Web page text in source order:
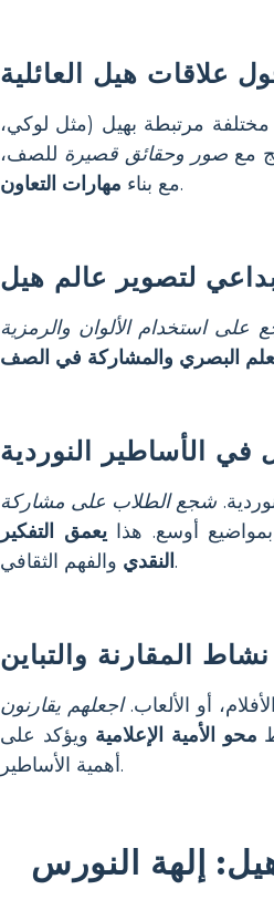
علاقات هيل العائلية
مرتبطة بهيل (مثل لوكي،
مع صور وحقائق قصيرة للصف،
مع بناء مهارات التعاون .
لتصوير عالم هيل
على استخدام الألوان والرمزية
البصري والمشاركة في الصف
الأساطير النوردية
شجع الطلاب على مشاركة
بمواضيع أوسع. هذايعمق التفكير
النقدي والفهم الثقافي.
المقارنة والتباين
أو الألعاب.اجعلهم يقارنون
محو الأمية الإعلامية ويؤكد على
أهمية الأساطير.
إلهة النورس